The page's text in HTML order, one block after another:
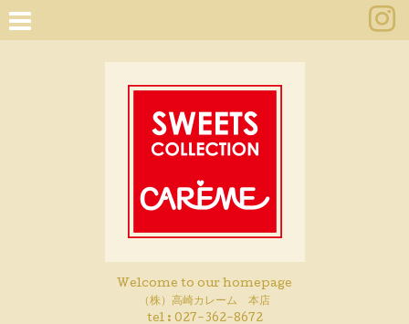
Welcome to our homepage
（株）高崎カレーム 本店
tel : 027-362-8672